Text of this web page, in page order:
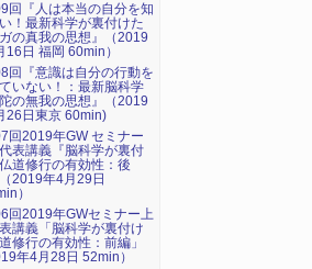
回『人は本当の自分を知
！最新科学が裏付けた
の真我の思想』（2019
16日 福岡 60min）
回『意識は自分の行動を
いない！：最新脳科学
の無我の思想』（2019
26日東京 60min)
回2019年GW セミナー
表講義『脳科学が裏付
道修行の有効性：後
2019年4月29日
）
回2019年GWセミナー上
講義「脳科学が裏付け
修行の有効性：前編」
年4月28日 52min）